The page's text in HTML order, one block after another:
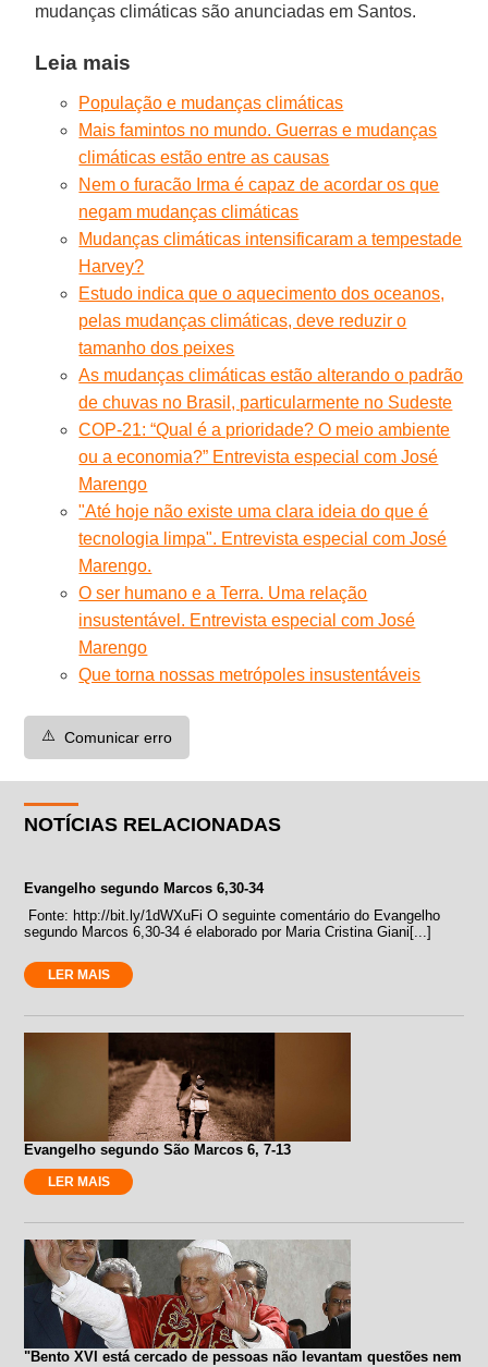
mudanças climáticas são anunciadas em Santos.
Leia mais
População e mudanças climáticas
Mais famintos no mundo. Guerras e mudanças
climáticas estão entre as causas
Nem o furacão Irma é capaz de acordar os que
negam mudanças climáticas
Mudanças climáticas intensificaram a tempestade
Harvey?
Estudo indica que o aquecimento dos oceanos,
pelas mudanças climáticas, deve reduzir o
tamanho dos peixes
As mudanças climáticas estão alterando o padrão
de chuvas no Brasil, particularmente no Sudeste
COP-21: “Qual é a prioridade? O meio ambiente
ou a economia?” Entrevista especial com José
Marengo
"Até hoje não existe uma clara ideia do que é
tecnologia limpa". Entrevista especial com José
Marengo.
O ser humano e a Terra. Uma relação
insustentável. Entrevista especial com José
Marengo
Que torna nossas metrópoles insustentáveis
⚠️ Comunicar erro
NOTÍCIAS RELACIONADAS
Evangelho segundo Marcos 6,30-34
Fonte: http://bit.ly/1dWXuFi O seguinte comentário do Evangelho
segundo Marcos 6,30-34 é elaborado por Maria Cristina Giani[...]
LER MAIS
Evangelho segundo São Marcos 6, 7-13
LER MAIS
"Bento XVI está cercado de pessoas não levantam questões nem